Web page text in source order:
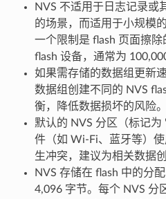
NVS 不适用于日志记录或
的场景，而适用于小规模
一个限制是 flash 页面擦
flash 设备，通常为
如果需存储的数据组更新
数据组创建不同的 NVS
衡，降低数据损坏的风险。
默认的 NVS 分区（标记为
件（如 Wi-Fi、蓝牙等）
生冲突，建议为相关数据
NVS 存储在 flash 中的分
4,096 字节。每个 NVS 分